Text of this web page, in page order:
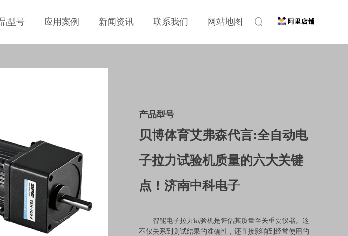
型号 应用案例 新闻资讯 联系我们 网站地图
产品型号
贝博体育艾弗森代言:全自动电
子拉力试验机质量的六大关键
点！济南中科电子
智能电子拉力试验机是评估其质量至关重要仪器。这
不仅关系到测试结果的准确性，还直接影响到经常使用的